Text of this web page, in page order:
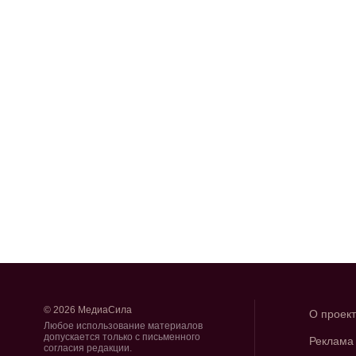
© 2026 МедиаСила
Любое использование материалов
допускается только с письменного
согласия редакции.
О
Реклама